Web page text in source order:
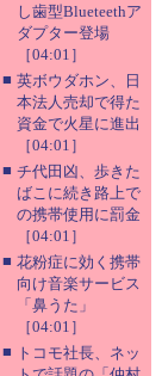
し歯型Blueteethア
ダプター登場
［04:01］
■ 英ボウダホン、日
本法人売却で得た
資金で火星に進出
［04:01］
■ チ代田凶、歩きた
ばこに続き路上で
の携帯使用に罰金
［04:01］
■ 花粉症に効く携帯
向け音楽サービス
「鼻うた」
［04:01］
■ トコモ社長、ネッ